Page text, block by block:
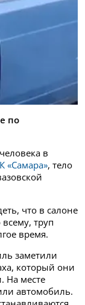
по
в
«Самара», тело
что в салоне
труп
время.
заметили
который они
На месте
автомобиль.